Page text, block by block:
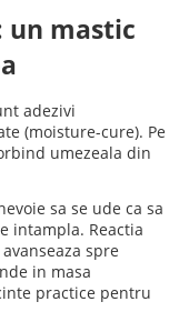
un mastic
adezivi
(moisture-cure). Pe
umezeala din
sa se ude ca sa
intampla. Reactia
spre
in masa
practice pentru